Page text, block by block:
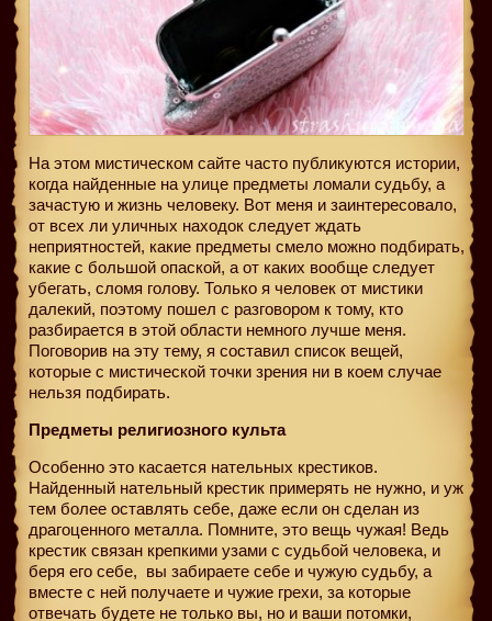
На этом мистическом сайте часто публикуются истории,
когда найденные на улице предметы ломали судьбу, а
зачастую и жизнь человеку. Вот меня и заинтересовало,
от всех ли уличных находок следует ждать
неприятностей, какие предметы смело можно подбирать,
какие с большой опаской, а от каких вообще следует
убегать, сломя голову. Только я человек от мистики
далекий, поэтому пошел с разговором к тому, кто
разбирается в этой области немного лучше меня.
Поговорив на эту тему, я составил список вещей,
которые с мистической точки зрения ни в коем случае
нельзя подбирать.
Предметы религиозного культа
Особенно это касается нательных крестиков.
Найденный нательный крестик примерять не нужно, и уж
тем более оставлять себе, даже если он сделан из
драгоценного металла. Помните, это вещь чужая! Ведь
крестик связан крепкими узами с судьбой человека, и
беря его себе, вы забираете себе и чужую судьбу, а
вместе с ней получаете и чужие грехи, за которые
отвечать будете не только вы, но и ваши потомки,